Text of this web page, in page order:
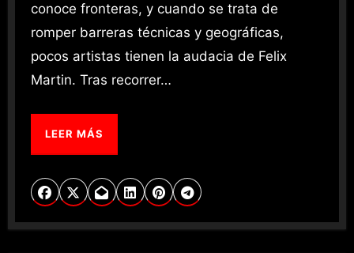
conoce fronteras, y cuando se trata de
romper barreras técnicas y geográficas,
pocos artistas tienen la audacia de Felix
Martin. Tras recorrer…
LEER MÁS